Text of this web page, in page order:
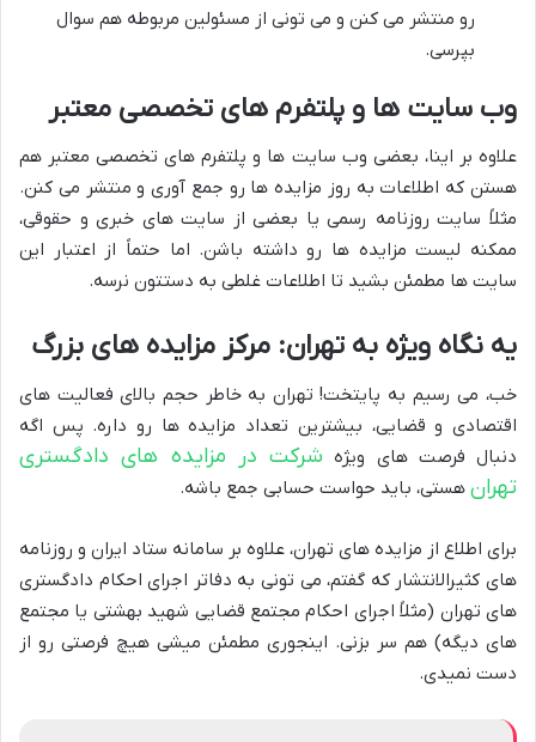
رو منتشر می کنن و می تونی از مسئولین مربوطه هم سوال
بپرسی.
وب سایت ها و پلتفرم های تخصصی معتبر
علاوه بر اینا، بعضی وب سایت ها و پلتفرم های تخصصی معتبر هم
هستن که اطلاعات به روز مزایده ها رو جمع آوری و منتشر می کنن.
مثلاً سایت روزنامه رسمی یا بعضی از سایت های خبری و حقوقی،
ممکنه لیست مزایده ها رو داشته باشن. اما حتماً از اعتبار این
سایت ها مطمئن بشید تا اطلاعات غلطی به دستتون نرسه.
یه نگاه ویژه به تهران: مرکز مزایده های بزرگ
خب، می رسیم به پایتخت! تهران به خاطر حجم بالای فعالیت های
اقتصادی و قضایی، بیشترین تعداد مزایده ها رو داره. پس اگه
دنبال فرصت های ویژه شرکت در مزایده های دادگستری
تهران هستی، باید حواست حسابی جمع باشه.
برای اطلاع از مزایده های تهران، علاوه بر سامانه ستاد ایران و روزنامه
های کثیرالانتشار که گفتم، می تونی به دفاتر اجرای احکام دادگستری
های تهران (مثلاً اجرای احکام مجتمع قضایی شهید بهشتی یا مجتمع
های دیگه) هم سر بزنی. اینجوری مطمئن میشی هیچ فرصتی رو از
دست نمیدی.